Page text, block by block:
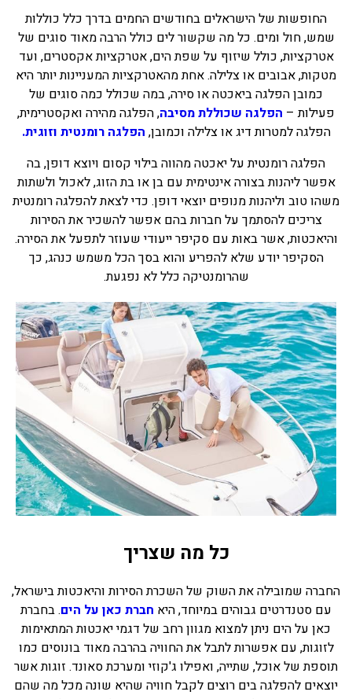
בכנרת לידו מחיר
בכנרת למשפחות
בצפון
בארץ
לקפריסין
נתניה
מדובאי / לדובאי
בבאר שבע
החופשות של הישראלים בחודשים החמים בדרך כלל כוללות
שמש, חול ומים. כל מה שקשור לים כולל הרבה מאוד סוגים של
אטרקציות, כולל שיזוף על שפת הים, אטרקציות אקסטרים, ועד
מטקות, אבובים או צלילה. אחת מהאטרקציות המעניינות יותר היא
כמובן הפלגה ביאכטה או סירה, במה שכולל כמה סוגים של
פעילות – הפלגה שכוללת מסיבה, הפלגה מהירה ואקסטרימית,
הפלגה למטרות דיג או צלילה וכמובן, הפלגה רומנטית וזוגית.
הפלגה רומנטית על יאכטה מהווה בילוי קסום ויוצא דופן, בה
אפשר ליהנות בצורה אינטימית עם בן או בת הזוג, לאכול ולשתות
משהו טוב וליהנות מנופים יוצאי דופן. כדי לצאת להפלגה רומנטית
צריכים להסתמך על חברות בהם אפשר להשכיר את הסירות
והיאכטות, אשר באות עם סקיפר ייעודי שעוזר לתפעל את הסירה.
הסקיפר יודע שלא להפריע והוא בסך הכל משמש כנהג, כך
שהרומנטיקה כלל לא נפגעת.
כל מה שצריך
החברה שמובילה את השוק של השכרת הסירות והיאכטות בישראל,
עם סטנדרטים גבוהים במיוחד, היא חברת כאן על הים. בחברת
כאן על הים ניתן למצוא מגוון רחב של דגמי יאכטות המתאימות
לזוגות, עם אפשרות לתבל את החוויה בהרבה מאוד בונוסים כמו
תוספת של אוכל, שתייה, ואפילו ג'קוזי ומערכת סאונד. זוגות אשר
יוצאים להפלגה בים רוצים לקבל חוויה שהיא שונה מכל מה שהם